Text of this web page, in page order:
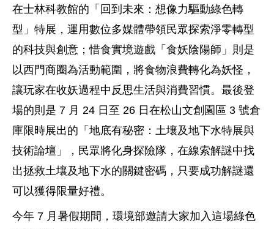
在士林科教館的「回到未來：想像力驅動綠色轉
型」特展，運用數位多媒體帶領民眾探索淨零轉型
的科技與創意；惜食實境遊戲「食妖陰陽師」則是
以西門商圈為活動範圍，將食物浪費轉化為妖怪，
讓玩家在收妖過程中反思生活與消費習慣。最後登
場的則是 7 月 24 日至 26 日在松山文創園區 3 號倉
庫限時展出的「地底有秘密：土壤及地下水特展與
技術論壇」，民眾將化身探險隊，在線索解謎中找
出拯救土壤及地下水的關鍵密碼，只要成功解謎還
可以獲得限量好禮。
今年 7 月暑假期間，環境部邀請大家加入這場綠色